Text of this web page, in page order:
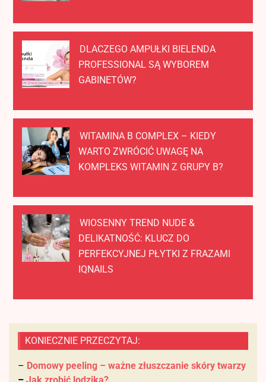
DLACZEGO AMPUŁKI BIELENDA
PROFESSIONAL SĄ WYBOREM
GABINETÓW?
WITAMINA B COMPLEX – KIEDY
WARTO ZWRÓCIĆ UWAGĘ NA
KOMPLEKS WITAMIN Z GRUPY B?
WIOSENNY TREND NUDE &
DELIKATNOŚĆ: KLUCZ DO
PERFEKCYJNEJ PŁYTKI Z FRAZAMI
IQNAILS
KONIECZNIE PRZECZYTAJ:
– Domowy peeling – ważne złuszczanie skóry twarzy